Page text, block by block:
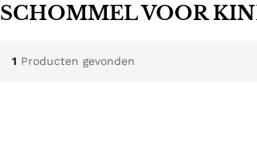
SCHOMMEL VOOR
1 Producten gevonden